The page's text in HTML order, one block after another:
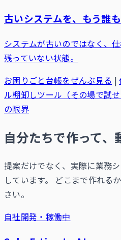
古いシステムを、もう誰
システムが古いのではなく、
残っていない状態。
お困りごと台帳をぜんぶ見る |
ル棚卸しツール（その場で試せ
の限界
自分たちで作って、
提案だけでなく、実際に業務
しています。 どこまで作れる
さい。
自社開発・稼働中